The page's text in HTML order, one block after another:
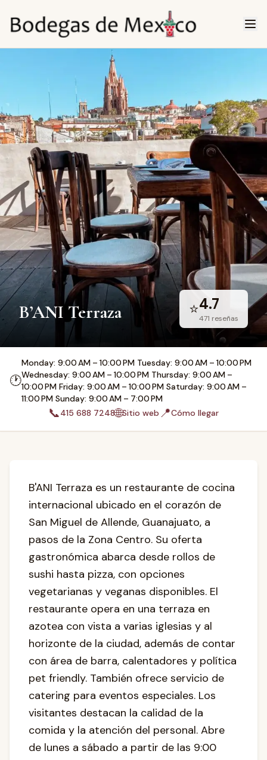
B’ANI Terraza ⭐4.7
471 reseñas
🕐
Monday: 9:00 AM – 10:00 PM Tuesday: 9:00 AM – 10:00 PM
Wednesday: 9:00 AM – 10:00 PM Thursday: 9:00 AM –
10:00 PM Friday: 9:00 AM – 10:00 PM Saturday: 9:00 AM –
11:00 PM Sunday: 9:00 AM – 7:00 PM
📞415 688 7248🌐Sitio web 📍Cómo llegar
B'ANI Terraza es un restaurante de cocina
internacional ubicado en el corazón de
San Miguel de Allende, Guanajuato, a
pasos de la Zona Centro. Su oferta
gastronómica abarca desde rollos de
sushi hasta pizza, con opciones
vegetarianas y veganas disponibles. El
restaurante opera en una terraza en
azotea con vista a varias iglesias y al
horizonte de la ciudad, además de contar
con área de barra, calentadores y política
pet friendly. También ofrece servicio de
catering para eventos especiales. Los
visitantes destacan la calidad de la
comida y la atención del personal. Abre
de lunes a sábado a partir de las 9:00